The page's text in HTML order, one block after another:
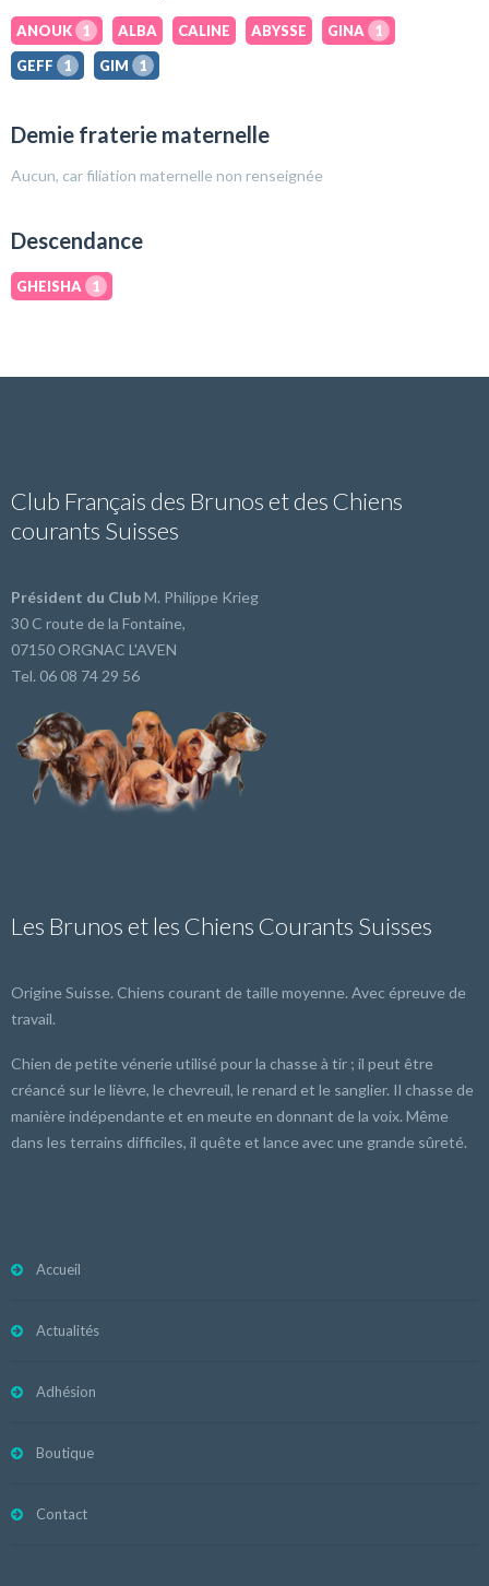
ANOUK 1 ALBA CALINE ABYSSE GINA
1
GEFF
1 GIM 1
Demie fraterie maternelle
Aucun, car filiation maternelle non renseignée
Descendance
GHEISHA 1
Club Français des Brunos et des Chiens
courants Suisses
Président du ClubM. Philippe Krieg
30 C route de la Fontaine,
07150 ORGNAC L'AVEN
Tel. 06 08 74 29 56
Les Brunos et les Chiens Courants Suisses
Origine Suisse. Chiens courant de taille moyenne. Avec épreuve de
travail.
Chien de petite vénerie utilisé pour la chasse à tir ; il peut être
créancé sur le lièvre, le chevreuil, le renard et le sanglier. Il chasse de
manière indépendante et en meute en donnant de la voix. Même
dans les terrains difficiles, il quête et lance avec une grande sûreté.
Accueil
Actualités
Adhésion
Boutique
Contact